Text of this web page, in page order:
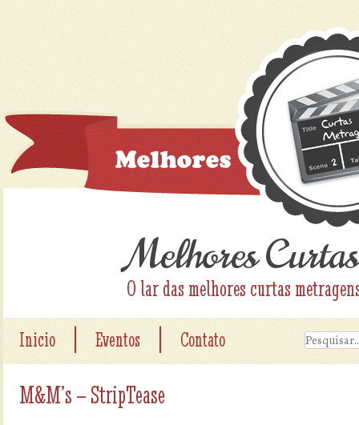
Melhores Curtas
O lar das melhores curtas
Inicio Eventos Contato
M&M’s – StripTease